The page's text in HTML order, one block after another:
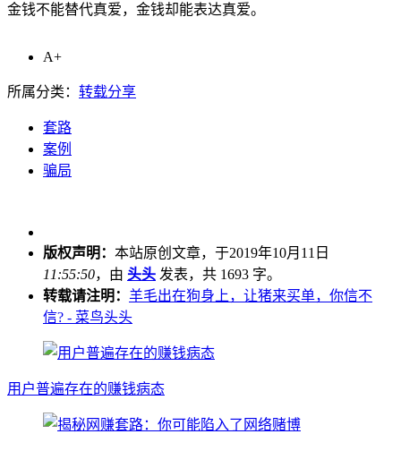
金钱不能替代真爱，金钱却能表达真爱。
A+
所属分类： 转载分享
套路
案例
骗局
版权声明： 本站原创文章，于2019年10月11日
11:55:50，由 头头 发表，共 1693 字。
转载请注明： 羊毛出在狗身上，让猪来买单，你信不
信? - 菜鸟头头
用户普遍存在的赚钱病态